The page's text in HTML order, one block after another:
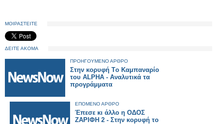
ΜΟΙΡΑΣΤΕΙΤΕ
ΔΕΙΤΕ ΑΚΟΜΑ
ΠΡΟΗΓΟΥΜΕΝΟ ΑΡΘΡΟ
Στην κορυφή Tο Καμπαναρίο
του ALPHA - Αναλυτικά τα
προγράμματα
ΕΠΟΜΕΝΟ ΑΡΘΡΟ
Έπεσε κι άλλο η ΟΔΟΣ
ΖΑΡΙΦΗ 2 - Στην κορυφή το